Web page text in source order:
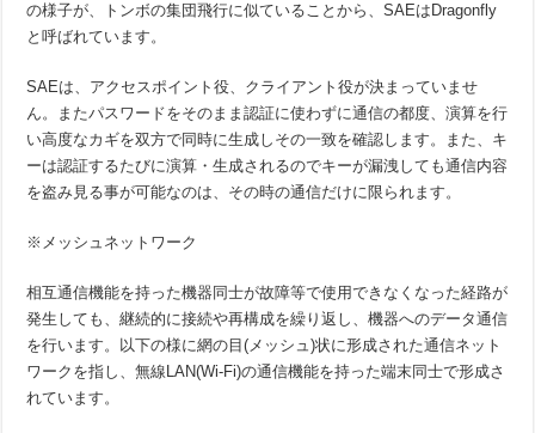
の様子が、トンボの集団飛行に似ていることから、SAEはDragonfly
と呼ばれています。
SAEは、アクセスポイント役、クライアント役が決まっていませ
ん。またパスワードをそのまま認証に使わずに通信の都度、演算を行
い高度なカギを双方で同時に生成しその一致を確認します。また、キ
ーは認証するたびに演算・生成されるのでキーが漏洩しても通信内容
を盗み見る事が可能なのは、その時の通信だけに限られます。
※メッシュネットワーク
相互通信機能を持った機器同士が故障等で使用できなくなった経路が
発生しても、継続的に接続や再構成を繰り返し、機器へのデータ通信
を行います。以下の様に網の目(メッシュ)状に形成された通信ネット
ワークを指し、無線LAN(Wi-Fi)の通信機能を持った端末同士で形成さ
れています。